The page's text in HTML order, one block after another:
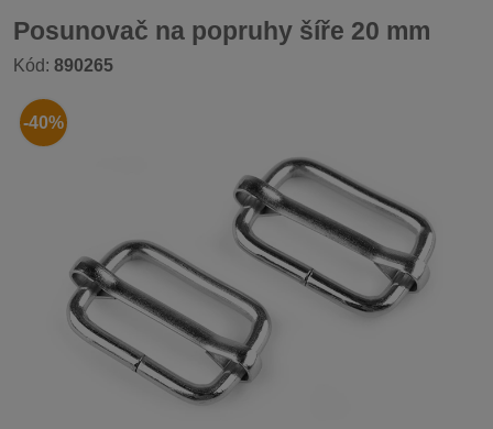
Posunovač na popruhy šíře 20 mm
Kód: 890265
-40%